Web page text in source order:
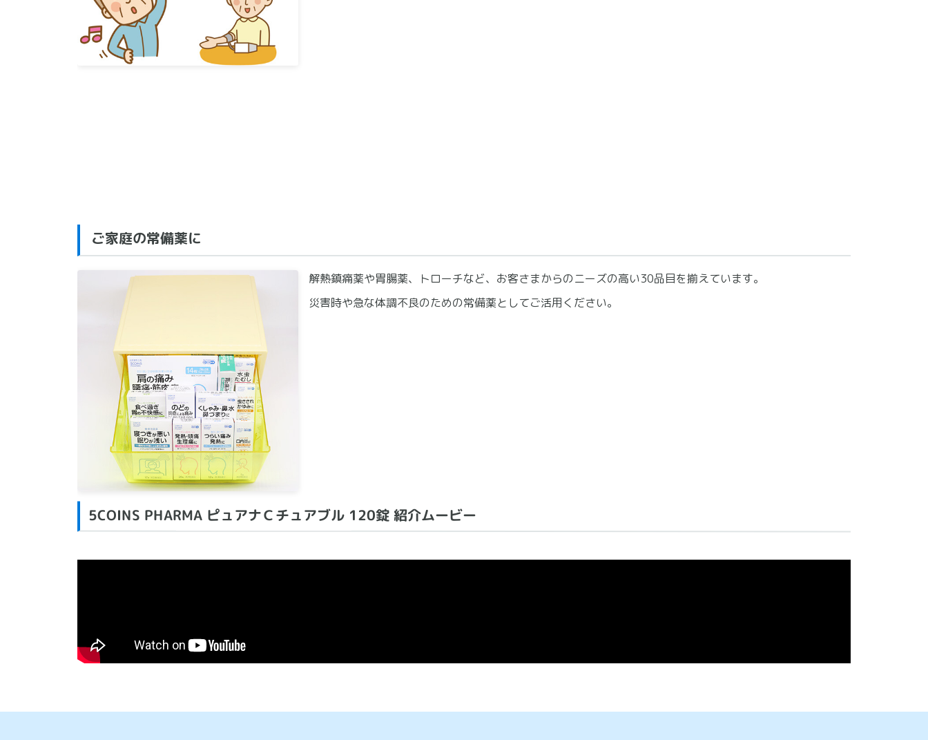
ご家庭の常備薬に
解熱鎮痛薬や胃腸薬、トローチなど、お客さまからのニーズの高い30品目を揃えています。
災害時や急な体調不良のための常備薬としてご活用ください。
5COINS PHARMA ピュアナＣチュアブル 120錠 紹介ムービー